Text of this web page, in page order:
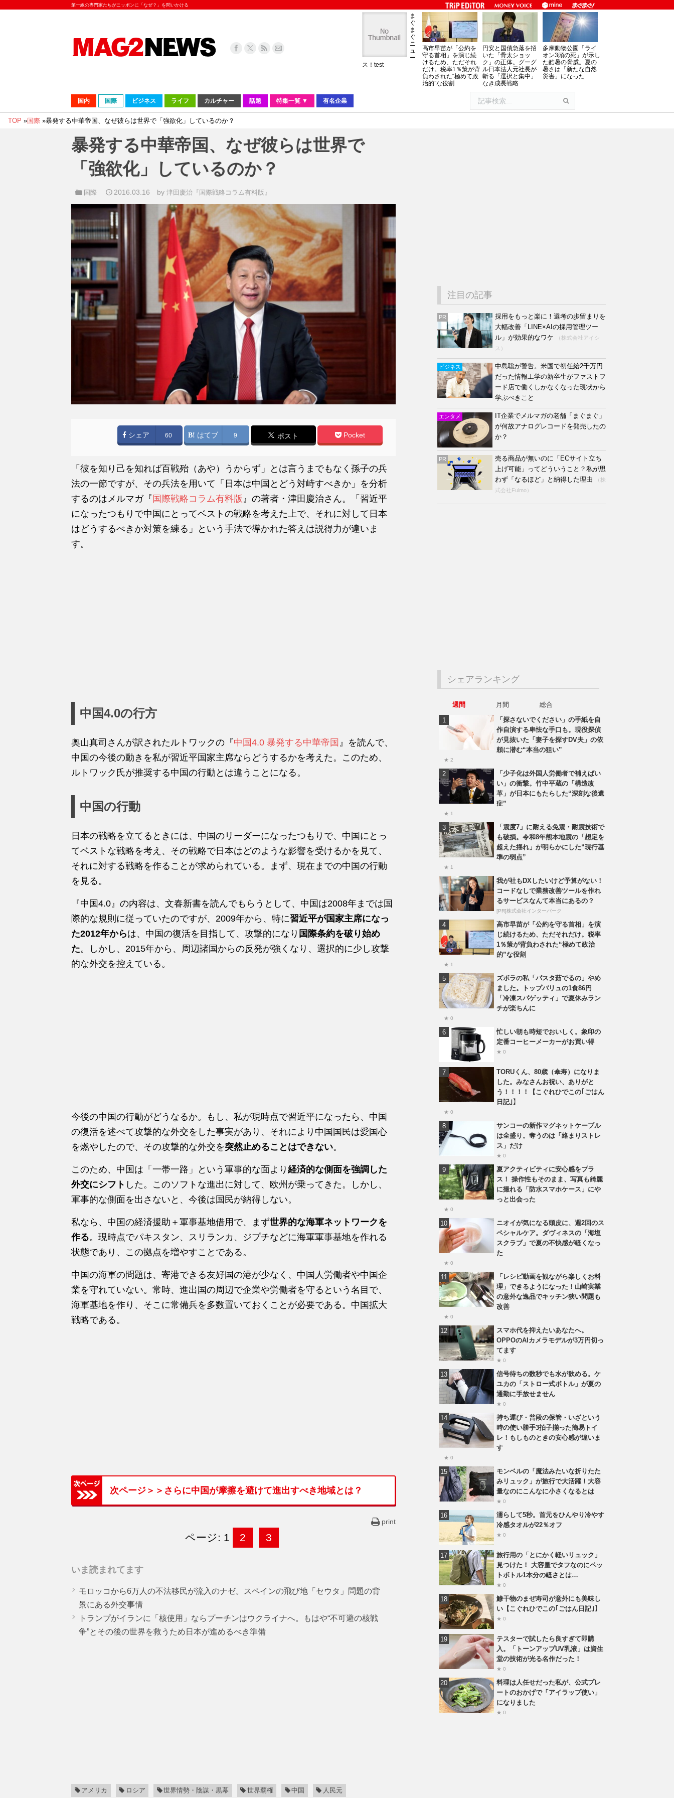
第一線の専門家たちがニッポンに「なぜ？」を問いかける
ま
ぐ
ま
ぐ
ニ
ュ
ー
ス！test
高市早苗が「公約を
守る首相」を演じ続
けるため、ただそれ
だけ。税率1％策が背
負わされた“極めて政
治的”な役割
円安と国債急落を招
いた「骨太ショッ
ク」の正体。グーグ
ル日本法人元社長が
斬る「選択と集中」
なき成長戦略
多摩動物公園「ライ
オン3頭の死」が示し
た酷暑の脅威。夏の
暑さは「新たな自然
災害」になった
国内 国際 ビジネス ライフ カルチャー 話題 特集一覧 ▼ 有名企業
TOP »国際 »暴発する中華帝国、なぜ彼らは世界で「強欲化」しているのか？
暴発する中華帝国、なぜ彼らは世界で
「強欲化」しているのか？
国際 2016.03.16 by津田慶治『国際戦略コラム有料版』
シェア 60 はてブ 9 ポスト Pocket
「彼を知り己を知れば百戦殆（あや）うからず」とは言うまでもなく孫子の兵
法の一節ですが、その兵法を用いて「日本は中国とどう対峙すべきか」を分析
するのはメルマガ『 国際戦略コラム有料版 』の著者・津田慶治さん。「習近平
になったつもりで中国にとってベストの戦略を考えた上で、それに対して日本
はどうするべきか対策を練る」という手法で導かれた答えは説得力が違いま
す。
中国4.0の行方
奥山真司さんが訳されたルトワックの『中国4.0 暴発する中華帝国 』を読んで、
中国の今後の動きを私が習近平国家主席ならどうするかを考えた。このため、
ルトワック氏が推奨する中国の行動とは違うことになる。
中国の行動
日本の戦略を立てるときには、中国のリーダーになったつもりで、中国にとっ
てベストな戦略を考え、その戦略で日本はどのような影響を受けるかを見て、
それに対する戦略を作ることが求められている。まず、現在までの中国の行動
を見る。
『中国4.0』の内容は、文春新書を読んでもらうとして、中国は2008年までは国
際的な規則に従っていたのですが、2009年から、特に習近平が国家主席になっ
た2012年からは、中国の復活を目指して、攻撃的になり 国際条約を破り始め
た。しかし、2015年から、周辺諸国からの反発が強くなり、選択的に少し攻撃
的な外交を控えている。
今後の中国の行動がどうなるか。もし、私が現時点で習近平になったら、中国
の復活を述べて攻撃的な外交をした事実があり、それにより中国国民は愛国心
を燃やしたので、その攻撃的な外交を突然止めることはできない。
このため、中国は「一帯一路」という軍事的な面より 経済的な側面を強調した
外交にシフト した。このソフトな進出に対して、欧州が乗ってきた。しかし、
軍事的な側面を出さないと、今後は国民が納得しない。
私なら、中国の経済援助＋軍事基地借用で、まず世界的な海軍ネットワークを
作る。現時点でパキスタン、スリランカ、ジプチなどに海軍軍事基地を作れる
状態であり、この拠点を増やすことである。
中国の海軍の問題は、寄港できる友好国の港が少なく、中国人労働者や中国企
業を守れていない。常時、進出国の周辺で企業や労働者を守るという名目で、
海軍基地を作り、そこに常備兵を多数置いておくことが必要である。中国拡大
戦略である。
次ページ＞＞さらに中国が摩擦を避けて進出すべき地域とは？
print
ページ: 1 2 3
いま読まれてます
モロッコから6万人の不法移民が流入のナゼ。スペインの飛び地「セウタ」問題の背
景にある外交事情
トランプがイランに「核使用」ならプーチンはウクライナへ。もはや“不可避の核戦
争”とその後の世界を救うため日本が進めるべき準備
アメリカ ロシア 世界情勢・陰謀・黒幕 世界覇権 中国 人民元
注目の記事
PR
採用をもっと楽に！選考の歩留まりを
大幅改善「LINE×AIの採用管理ツー
ル」が効果的なワケ
（株式会社アイシ
ス）
ビジネス
中島聡が警告。米国で初任給2千万円
だった情報工学の新卒生がファストフ
ード店で働くしかなくなった現状から
学ぶべきこと
エンタメ
IT企業でメルマガの老舗「まぐまぐ」
が何故アナログレコードを発売したの
か？
PR
売る商品が無いのに「ECサイト立ち
上げ可能」ってどういうこと？私が思
わず「なるほど」と納得した理由
（株
式会社Fulmo）
シェアランキング
週間 月間
総合
「探さないでください」の手紙を自
作自演する卑怯な手口も。現役探偵
が見抜いた「妻子を探すDV夫」の依
頼に潜む“本当の狙い”
★ 2
「少子化は外国人労働者で補えばい
い」の衝撃。竹中平蔵の「構造改
革」が日本にもたらした“深刻な後遺
症”
★ 1
「震度7」に耐える免震・耐震技術で
も破損。令和8年熊本地震の「想定を
超えた揺れ」が明らかにした“現行基
準の弱点”
★ 1
我が社もDXしたいけど予算がない！
コードなしで業務改善ツールを作れ
るサービスなんて本当にあるの？
[PR]株式会社インターパーク
高市早苗が「公約を守る首相」を演
じ続けるため、ただそれだけ。税率
1％策が背負わされた“極めて政治
的”な役割
★ 1
ズボラの私「パスタ茹でるの」やめ
ました。トップバリュの1食86円
「冷凍スパゲッティ」で夏休みラン
チが楽ちんに
★ 0
忙しい朝も時短でおいしく。象印の
定番コーヒーメーカーがお買い得
★ 0
TORUくん、80歳（傘寿）になりま
した。みなさんお祝い、ありがと
う！！！！【こぐれひでこの｢ごはん
日記｣】
★ 0
サンコーの新作マグネットケーブル
は全盛り。奪うのは「絡まりストレ
ス」だけ
★ 0
夏アクティビティに安心感をプラ
ス！ 操作性もそのまま、写真も綺麗
に撮れる「防水スマホケース」にや
っと出会った
★ 0
ニオイが気になる頭皮に、週2回のス
ペシャルケア。ダヴィネスの「海塩
スクラブ」で夏の不快感が軽くなっ
た
★ 0
「レシピ動画を観ながら楽しくお料
理」できるようになった！山崎実業
の意外な逸品でキッチン狭い問題も
改善
★ 0
スマホ代を抑えたいあなたへ。
OPPOのAIカメラモデルが3万円切っ
てます
★ 0
信号待ちの数秒でも水が飲める。ケ
ユカの「ストロー式ボトル」が夏の
通勤に手放せません
★ 0
持ち運び・普段の保管・いざという
時の使い勝手3拍子揃った簡易トイ
レ！もしものときの安心感が違いま
す
★ 0
モンベルの「魔法みたいな折りたた
みリュック」が旅行で大活躍！大容
量なのにこんなに小さくなるとは
★ 0
濡らして5秒。首元をひんやり冷やす
冷感タオルが22％オフ
★ 0
旅行用の「とにかく軽いリュック」
見つけた！ 大容量でタフなのにペッ
トボトル1本分の軽さとは…
★ 0
鯵干物のまぜ寿司が意外にも美味し
い【こぐれひでこの｢ごはん日記｣】
★ 0
テスターで試したら良すぎて即購
入。「トーンアップUV乳液」は資生
堂の技術が光る名作だった！
★ 0
料理は人任せだった私が、公式プレ
ートのおかげで「アイラップ使い」
になりました
★ 0